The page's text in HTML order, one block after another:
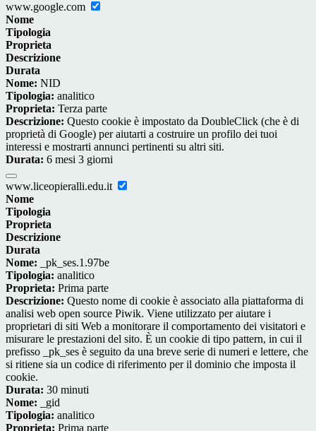
www.google.com
Nome
Tipologia
Proprieta
Descrizione
Durata
Nome: NID
Tipologia: analitico
Proprieta: Terza parte
Descrizione: Questo cookie è impostato da DoubleClick (che è di
proprietà di Google) per aiutarti a costruire un profilo dei tuoi
interessi e mostrarti annunci pertinenti su altri siti.
Durata: 6 mesi 3 giorni
www.liceopieralli.edu.it
Nome
Tipologia
Proprieta
Descrizione
Durata
Nome: _pk_ses.1.97be
Tipologia: analitico
Proprieta: Prima parte
Descrizione: Questo nome di cookie è associato alla piattaforma di
analisi web open source Piwik. Viene utilizzato per aiutare i
proprietari di siti Web a monitorare il comportamento dei visitatori e
misurare le prestazioni del sito. È un cookie di tipo pattern, in cui il
prefisso _pk_ses è seguito da una breve serie di numeri e lettere, che
si ritiene sia un codice di riferimento per il dominio che imposta il
cookie.
Durata: 30 minuti
Nome: _gid
Tipologia: analitico
Proprieta: Prima parte